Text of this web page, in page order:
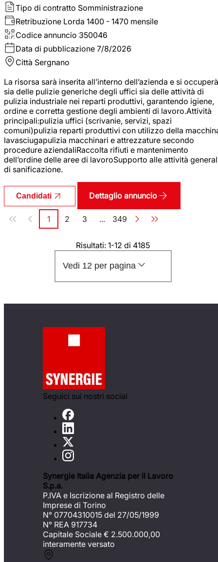
Tipo di contratto Somministrazione
Retribuzione Lorda 1400 - 1470 mensile
Codice annuncio 350046
Data di pubblicazione 7/8/2026
Città Sergnano
La risorsa sarà inserita all’interno dell’azienda e si occuperà
sia delle pulizie generiche degli uffici sia delle attività di
pulizia industriale nei reparti produttivi, garantendo igiene,
ordine e corretta gestione degli ambienti di lavoro.Attività
principali:pulizia uffici (scrivanie, servizi, spazi
comuni)pulizia reparti produttivi con utilizzo della
lavasciugapulizia macchinari e attrezzature secondo
procedure aziendaliRaccolta rifiuti e mantenimento
dell’ordine delle aree di lavoroSupporto alle attività
di sanificazione.
Candidati Dettaglio annuncio
Paginazione
Pagina
1 Pagina
2 Pagina
3 ... Pagina
349
Risultati: 1-12 di 4185
Vedi 12 per pagina
Seguici sui nostri social
Synergie Italia Agenzia per il Lavoro
S.p.a.
P.IVA e Iscrizione al Registro delle
Imprese di Torino
N° 07704310015 del 27/05/1999
N° REA 917734
Capitale Sociale € 2.500.000,00
interamente versato